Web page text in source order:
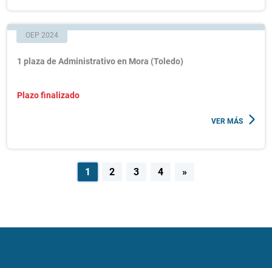
OEP 2024
1 plaza de Administrativo en Mora (Toledo)
Plazo finalizado
VER MÁS
Navegación
1 2 3 4 »